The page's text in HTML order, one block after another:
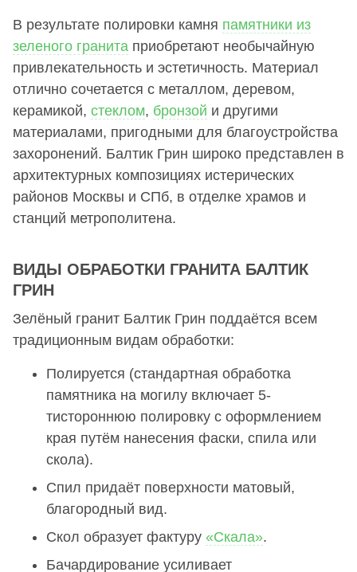
В результате полировки камня памятники из
зеленого гранита приобретают необычайную
привлекательность и эстетичность. Материал
отлично сочетается с металлом, деревом,
керамикой, стеклом, бронзой и другими
материалами, пригодными для благоустройства
захоронений. Балтик Грин широко представлен в
архитектурных композициях истерических
районов Москвы и СПб, в отделке храмов и
станций метрополитена.
ВИДЫ ОБРАБОТКИ ГРАНИТА БАЛТИК
ГРИН
Зелёный гранит Балтик Грин поддаётся всем
традиционным видам обработки:
Полируется (стандартная обработка
памятника на могилу включает 5-
тистороннюю полировку с оформлением
края путём нанесения фаски, спила или
скола).
Спил придаёт поверхности матовый,
благородный вид.
Скол образует фактуру «Скала».
Бачардирование усиливает